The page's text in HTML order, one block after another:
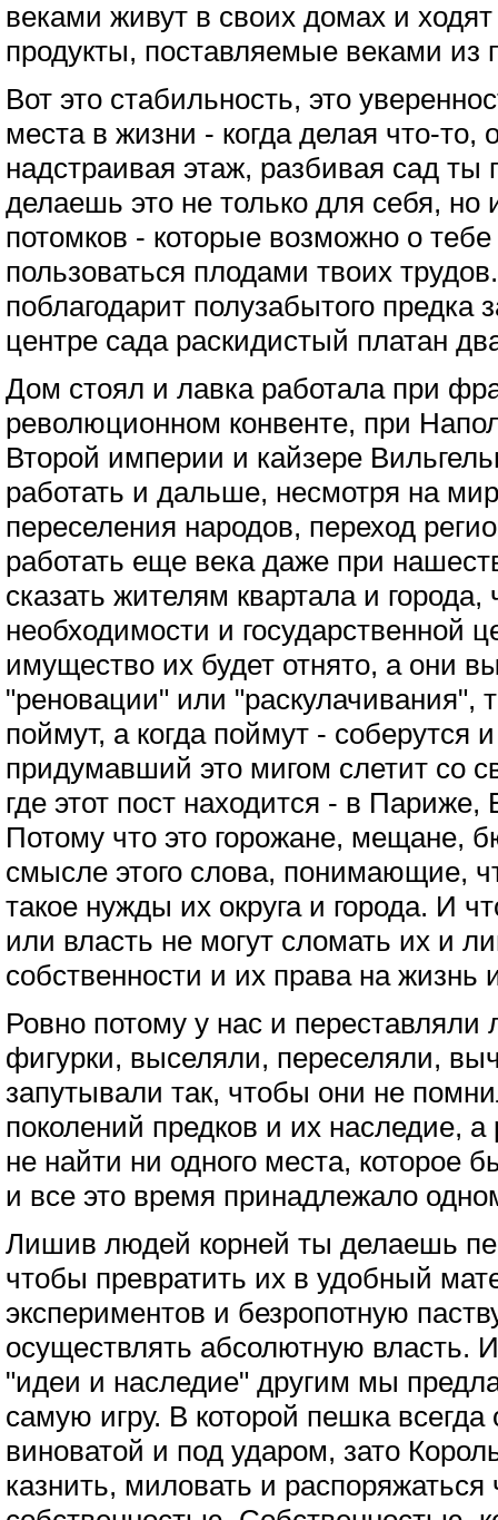
веками живут в своих домах и ходят
продукты, поставляемые веками из
Вот это стабильность, это
места в жизни - когда делая что-то,
надстраивая этаж, разбивая сад
делаешь это не только для себя, но
потомков - которые возможно о
пользоваться плодами твоих
поблагодарит полузабытого предка
центре сада раскидистый платан
Дом стоял и лавка работала при
революционном конвенте, при
Второй империи и кайзере
работать и дальше, несмотря на
переселения народов, переход
работать еще века даже при
сказать жителям квартала и
необходимости и государственной
имущество их будет отнято, а они
"реновации" или "раскулачивания",
поймут, а когда поймут - соберутся
придумавший это мигом слетит со
где этот пост находится - в
Потому что это горожане, мещане,
смысле этого слова, понимающие,
такое нужды их округа и города. И
или власть не могут сломать их и
собственности и их права на жизнь
Ровно потому у нас и
фигурки, выселяли, переселяли,
запутывали так, чтобы они не
поколений предков и их наследие,
не найти ни одного места, которое
и все это время принадлежало
Лишив людей корней ты делаешь
чтобы превратить их в удобный
экспериментов и безропотную
осуществлять абсолютную власть.
"идеи и наследие" другим мы
самую игру. В которой пешка всегда
виноватой и под ударом, зато
казнить, миловать и